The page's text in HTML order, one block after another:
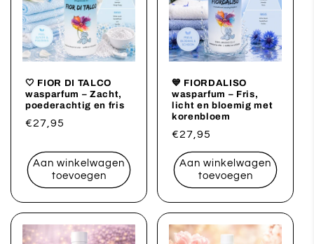
🤍 FIOR DI TALCO
wasparfum – Zacht,
poederachtig en fris
Normale
€27,95
Aan winkelwagen
toevoegen
💙 FIORDALISO
wasparfum – Fris,
licht en bloemig met
korenbloem
Normale
prijs
€27,95
Aan winkelwagen
toevoegen